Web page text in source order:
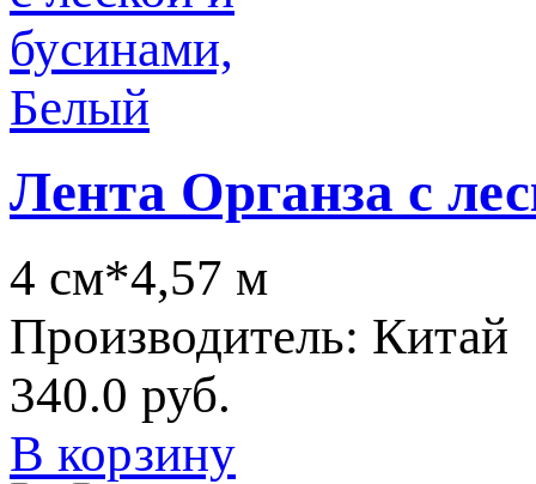
Лента Органза с
4 см*4,57 м
Производитель: Китай
340.0 руб.
В корзину